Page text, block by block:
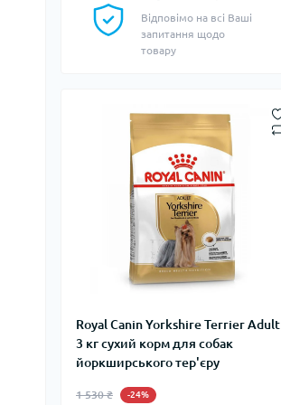
Відповімо на всі Ваші
запитання щодо
товару
Royal Canin Yorkshire Terrier Adult
3 кг сухий корм для собак
йоркширського тер'єру
1 530 ₴ -24%